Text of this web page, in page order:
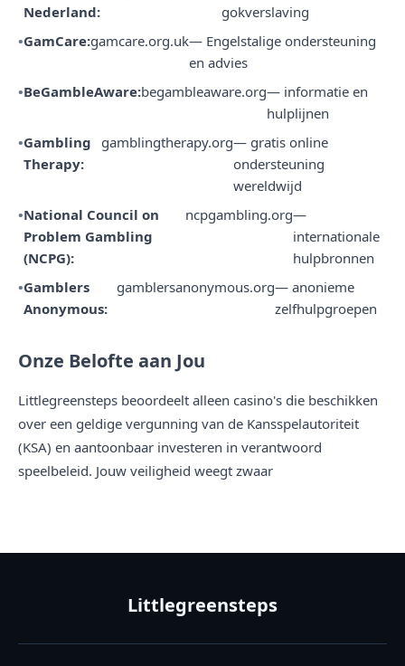
Nederland:
gokverslaving
GamCare:gamcare.org.uk— Engelstalige ondersteuning
en advies
BeGambleAware:begambleaware.org— informatie en
hulplijnen
Gambling
Therapy:
gamblingtherapy.org— gratis online
ondersteuning
wereldwijd
National Council on
Problem Gambling
(NCPG):
ncpgambling.org—
internationale
hulpbronnen
Gamblers
Anonymous:
gamblersanonymous.org— anonieme
zelfhulpgroepen
Onze Belofte aan Jou
Littlegreensteps beoordeelt alleen casino's die beschikken
over een geldige vergunning van de Kansspelautoriteit
(KSA) en aantoonbaar investeren in verantwoord
speelbeleid. Jouw veiligheid weegt zwaar
Littlegreensteps